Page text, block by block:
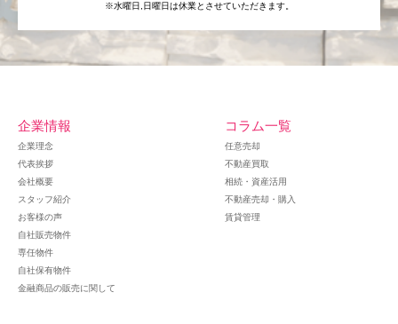
※水曜日,⽇曜日は休業とさせていただきます。
企業情報
企業理念
代表挨拶
会社概要
スタッフ紹介
お客様の声
自社販売物件
専任物件
自社保有物件
金融商品の販売に関して
コラム一覧
任意売却
不動産買取
相続・資産活用
不動産売却・購入
賃貸管理